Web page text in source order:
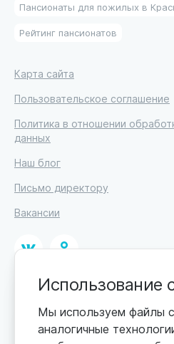
Пансионаты для пожилых в
Рейтинг пансионатов
Карта сайта
Пользовательское соглашение
Политика в отношении
данных
Наш блог
Письмо директору
Вакансии
© 2026
ИП Высоцкий Дмитрий Петрович,
Цены обновляются по мере
Использование
Мы используем файлы
аналогичные